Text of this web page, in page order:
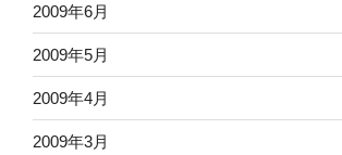
2009年6月
2009年5月
2009年4月
2009年3月